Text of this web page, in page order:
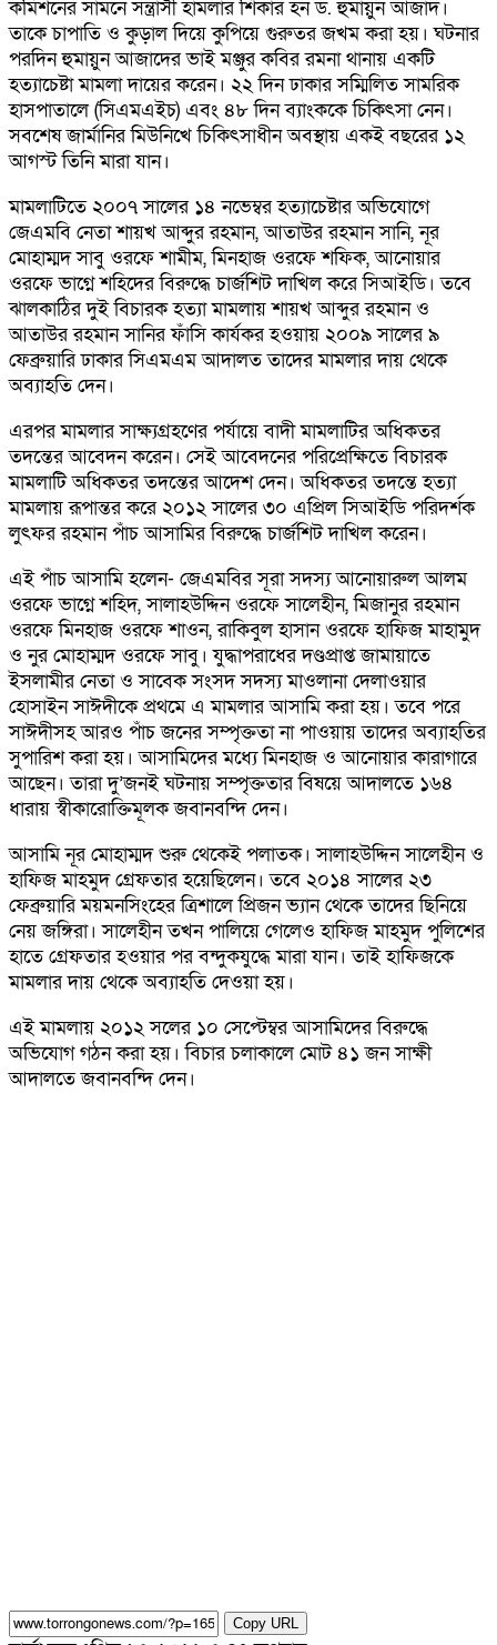
কমিশনের সামনে সন্ত্রাসী হামলার শিকার হন ড. হুমায়ুন আজাদ।
তাকে চাপাতি ও কুড়াল দিয়ে কুপিয়ে গুরুতর জখম করা হয়। ঘটনার
পরদিন হুমায়ুন আজাদের ভাই মঞ্জুর কবির রমনা থানায় একটি
হত্যাচেষ্টা মামলা দায়ের করেন। ২২ দিন ঢাকার সম্মিলিত সামরিক
হাসপাতালে (সিএমএইচ) এবং ৪৮ দিন ব্যাংককে চিকিৎসা নেন।
সবশেষ জার্মানির মিউনিখে চিকিৎসাধীন অবস্থায় একই বছরের ১২
আগস্ট তিনি মারা যান।
মামলাটিতে ২০০৭ সালের ১৪ নভেম্বর হত্যাচেষ্টার অভিযোগে
জেএমবি নেতা শায়খ আব্দুর রহমান, আতাউর রহমান সানি, নূর
মোহাম্মদ সাবু ওরফে শামীম, মিনহাজ ওরফে শফিক, আনোয়ার
ওরফে ভাগ্নে শহিদের বিরুদ্ধে চার্জশিট দাখিল করে সিআইডি। তবে
ঝালকাঠির দুই বিচারক হত্যা মামলায় শায়খ আব্দুর রহমান ও
আতাউর রহমান সানির ফাঁসি কার্যকর হওয়ায় ২০০৯ সালের ৯
ফেব্রুয়ারি ঢাকার সিএমএম আদালত তাদের মামলার দায় থেকে
অব্যাহতি দেন।
এরপর মামলার সাক্ষ্যগ্রহণের পর্যায়ে বাদী মামলাটির অধিকতর
তদন্তের আবেদন করেন। সেই আবেদনের পরিপ্রেক্ষিতে বিচারক
মামলাটি অধিকতর তদন্তের আদেশ দেন। অধিকতর তদন্তে হত্যা
মামলায় রূপান্তর করে ২০১২ সালের ৩০ এপ্রিল সিআইডি পরিদর্শক
লুৎফর রহমান পাঁচ আসামির বিরুদ্ধে চার্জশিট দাখিল করেন।
এই পাঁচ আসামি হলেন- জেএমবির সূরা সদস্য আনোয়ারুল আলম
ওরফে ভাগ্নে শহিদ, সালাহউদ্দিন ওরফে সালেহীন, মিজানুর রহমান
ওরফে মিনহাজ ওরফে শাওন, রাকিবুল হাসান ওরফে হাফিজ মাহামুদ
ও নুর মোহাম্মদ ওরফে সাবু। যুদ্ধাপরাধের দণ্ডপ্রাপ্ত জামায়াতে
ইসলামীর নেতা ও সাবেক সংসদ সদস্য মাওলানা দেলাওয়ার
হোসাইন সাঈদীকে প্রথমে এ মামলার আসামি করা হয়। তবে পরে
সাঈদীসহ আরও পাঁচ জনের সম্পৃক্ততা না পাওয়ায় তাদের অব্যাহতির
সুপারিশ করা হয়। আসামিদের মধ্যে মিনহাজ ও আনোয়ার কারাগারে
আছেন। তারা দু’জনই ঘটনায় সম্পৃক্ততার বিষয়ে আদালতে ১৬৪
ধারায় স্বীকারোক্তিমূলক জবানবন্দি দেন।
আসামি নূর মোহাম্মদ শুরু থেকেই পলাতক। সালাহউদ্দিন সালেহীন ও
হাফিজ মাহমুদ গ্রেফতার হয়েছিলেন। তবে ২০১৪ সালের ২৩
ফেব্রুয়ারি ময়মনসিংহের ত্রিশালে প্রিজন ভ্যান থেকে তাদের ছিনিয়ে
নেয় জঙ্গিরা। সালেহীন তখন পালিয়ে গেলেও হাফিজ মাহমুদ পুলিশের
হাতে গ্রেফতার হওয়ার পর বন্দুকযুদ্ধে মারা যান। তাই হাফিজকে
মামলার দায় থেকে অব্যাহতি দেওয়া হয়।
এই মামলায় ২০১২ সলের ১০ সেপ্টেম্বর আসামিদের বিরুদ্ধে
অভিযোগ গঠন করা হয়। বিচার চলাকালে মোট ৪১ জন সাক্ষী
আদালতে জবানবন্দি দেন।
Copy URL